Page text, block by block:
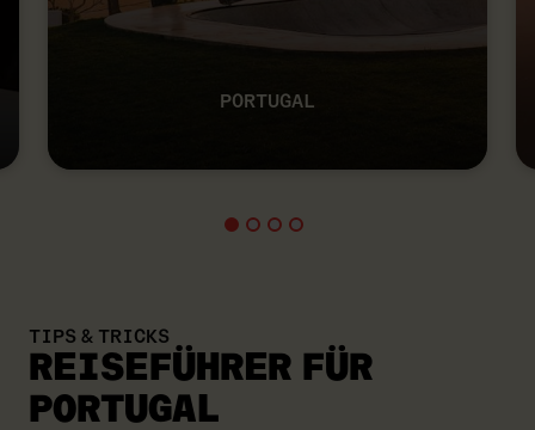
PORTUGAL
TIPS & TRICKS
REISEFÜHRER FÜR
PORTUGAL